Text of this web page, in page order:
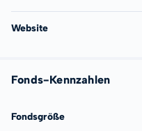
Website
Fonds-Kennzahlen
Fondsgröße